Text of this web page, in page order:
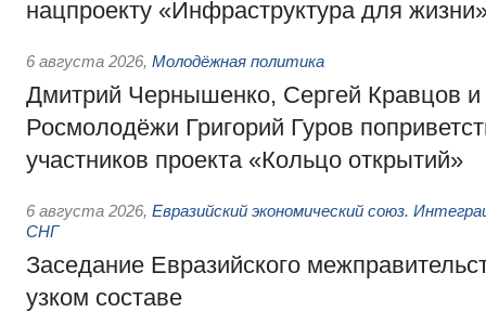
нацпроекту «Инфраструктура для
6 августа 2026, Молодёжная политика
Дмитрий Чернышенко, Сергей Кравцов и
Росмолодёжи Григорий Гуров
участников проекта «Кольцо открытий»
6 августа 2026, Евразийский экономический союз.
СНГ
Заседание Евразийского
узком составе